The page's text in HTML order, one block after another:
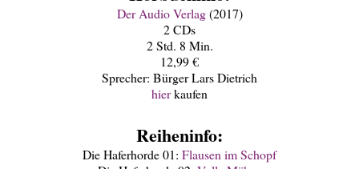
Der Audio Verlag(2017)
2 CDs
2 Std. 8 Min.
12,99 €
Sprecher: Bürger Lars Dietrich
hierkaufen
Reiheninfo:
Die Haferhorde 01: Flausen im Schopf